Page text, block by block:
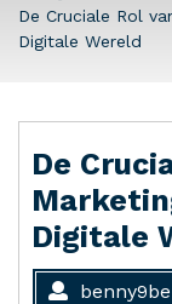
De Cruciale Rol
Digitale Wereld
De
Digitale
benny9be